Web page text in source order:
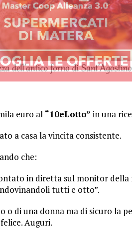
euro al “10eLotto” in una
a casa la vincita consistente.
che:
in diretta sul monitor
tutti e otto”.
o di una donna ma di sicuro la
Auguri.